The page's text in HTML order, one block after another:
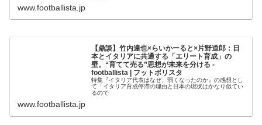
www.footballista.jp
【鼎談】竹内達也×らいかーると×片野道郎：日
本とイタリアに共通する「エリート育成」の
壁。“育てて売る”思想が未来を分ける -
footballista | フットボリスタ
特集『イタリア代表はなぜ、弱くなったのか』の感想とし
て「イタリア育成停滞の理由と日本の現状はかなり似てい
るので
www.footballista.jp